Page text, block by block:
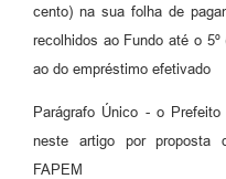
cento) na sua folha de
recolhidos ao Fundo até o
ao do empréstimo efetivado
Parágrafo Único - o
neste artigo por proposta
FAPEM